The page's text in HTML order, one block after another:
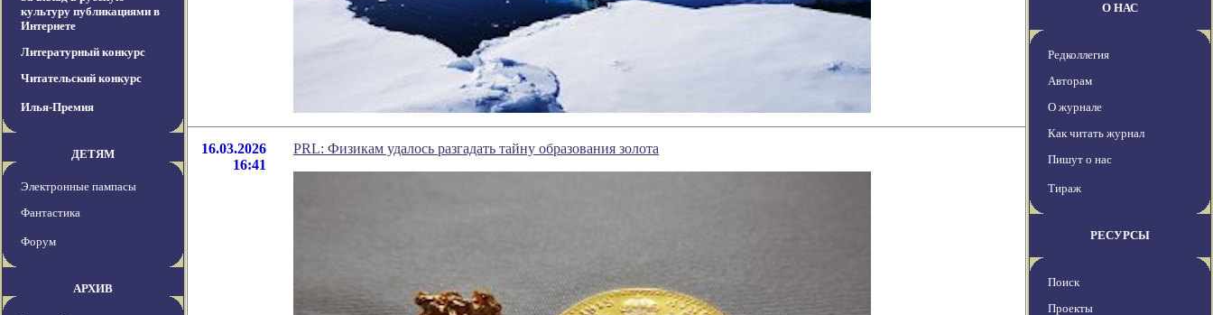
культуру публикациями в
Интернете
Литературный конкурс
Читательский конкурс
Илья-Премия
ДЕТЯМ
Электронные пампасы
Фантастика
Форум
АРХИВ
16.03.2026
16:41
PRL: Физикам удалось разгадать тайну образования золота
О НАС
Редколлегия
Авторам
О журнале
Как читать журнал
Пишут о нас
Тираж
РЕСУРСЫ
Поиск
Проекты